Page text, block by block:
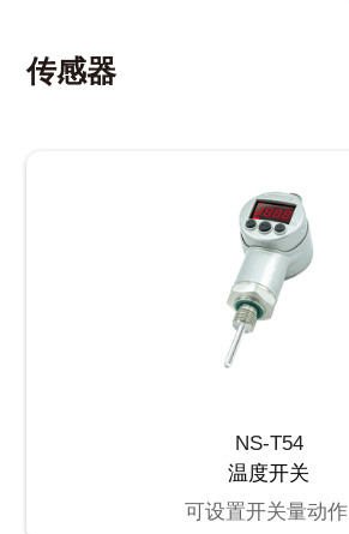
传感器
NS-T54
温度开关
可设置开关量动作